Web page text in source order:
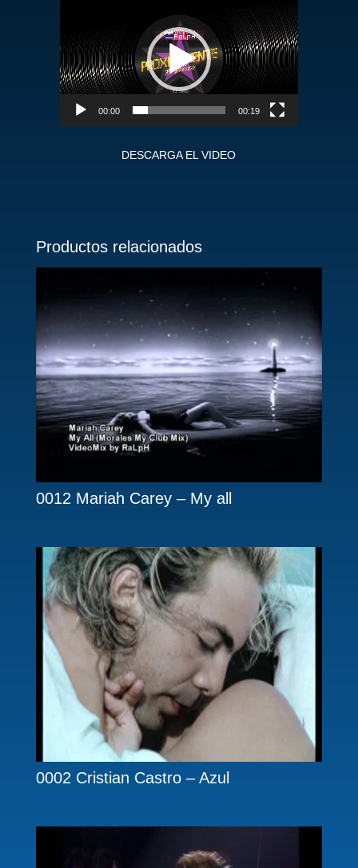
00:00 00:19
DESCARGA EL VIDEO
Productos relacionados
0012 Mariah Carey – My all
0002 Cristian Castro – Azul